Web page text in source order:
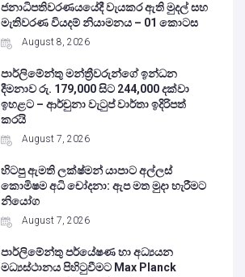
ජනාධිපතිවරණයයේදී වැයකර ඇති මුදල් සහ
මැතිවරණ වියදම් නියාමනය – 01 කොටස
August 8, 2026
පාර්ලිමේන්තු මන්ත්‍රීවරුන්ගේ ඉන්ධන
දීමනාව රු. 179,000 සිට 244,000 දක්වා
ඉහළට – ආර්චුනා වැටුප් වාර්තා ඉදිරිපත්
කරයි
August 7, 2026
හිටපු ඇමති ලක්ෂ්මන් යාපාට අල්ලස්
කොමිෂම අධි චෝදනා: ඇප මත මුදා හැරීමට
නියෝග
August 7, 2026
පාර්ලිමේන්තු පර්යේෂණ හා අධ්‍යයන
මධ්‍යස්ථානය පිහිටුවීමට Max Planck